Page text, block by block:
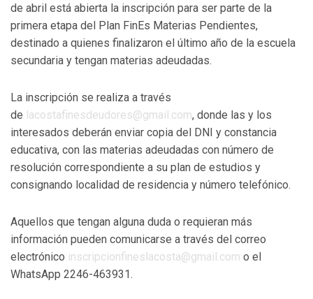
de abril está abierta la inscripción para ser parte de la
primera etapa del Plan FinEs Materias Pendientes,
destinado a quienes finalizaron el último año de la escuela
secundaria y tengan materias adeudadas.
La inscripción se realiza a través
de lacostafinesdeudores@gmail.com, donde las y los
interesados deberán enviar copia del DNI y constancia
educativa, con las materias adeudadas con número de
resolución correspondiente a su plan de estudios y
consignando localidad de residencia y número telefónico.
Aquellos que tengan alguna duda o requieran más
información pueden comunicarse a través del correo
electrónico inscripcionfineslacosta@gmail.com o el
WhatsApp 2246-463931.